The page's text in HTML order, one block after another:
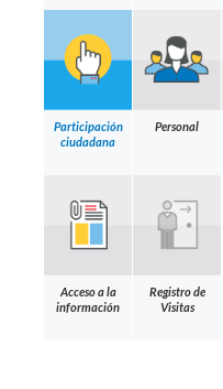
Participación
ciudadana
Personal
Acceso a la
información
Registro de
Visitas